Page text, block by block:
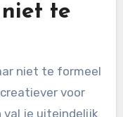
te
niet te formeel
voor
val je uiteindelijk